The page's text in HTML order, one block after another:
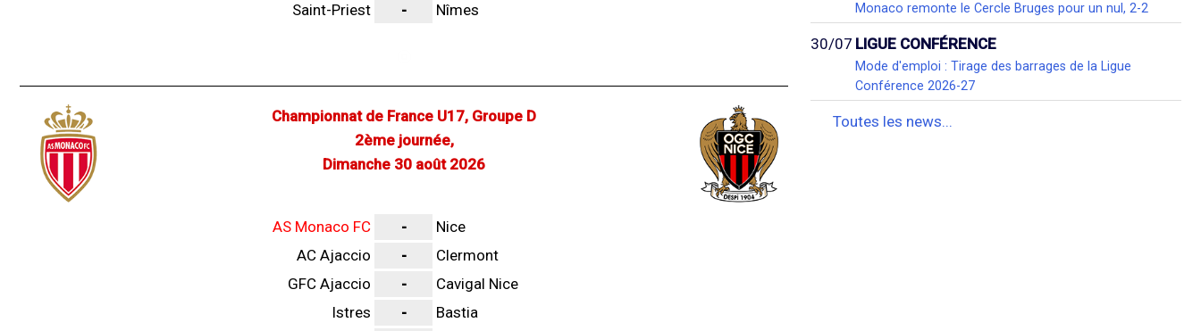
Saint-Priest
- Nîmes
Championnat de France U17, Groupe D
2ème journée,
Dimanche 30 août 2026
AS Monaco FC -
Nice
AC Ajaccio
-
Clermont
GFC Ajaccio
-
Cavigal Nice
Istres
-
Bastia
Monaco remonte le Cercle Bruges pour un nul, 2-2
30/07 LIGUE CONFÉRENCE
Mode d'emploi : Tirage des barrages de la Ligue
Conférence 2026-27
Toutes les news...